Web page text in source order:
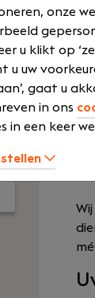
onze
u klikt op
u uw
gaat u
in ons
in een keer